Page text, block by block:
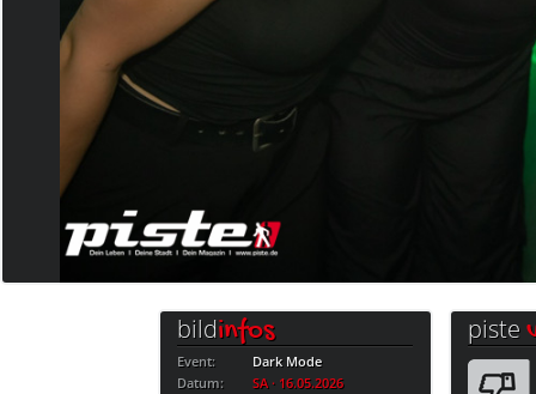
bildinfos
Event:
Dark Mode
Datum:
SA · 16.05.2026
piste